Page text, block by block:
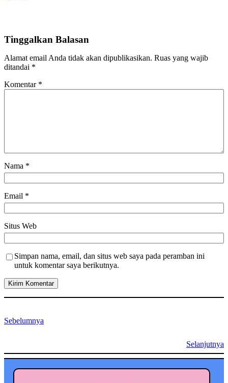
Tinggalkan Balasan
Alamat email Anda tidak akan dipublikasikan. Ruas yang wajib
ditandai *
Komentar *
Nama *
Email *
Situs Web
Simpan nama, email, dan situs web saya pada peramban ini
untuk komentar saya berikutnya.
Sebelumnya
Selanjutnya